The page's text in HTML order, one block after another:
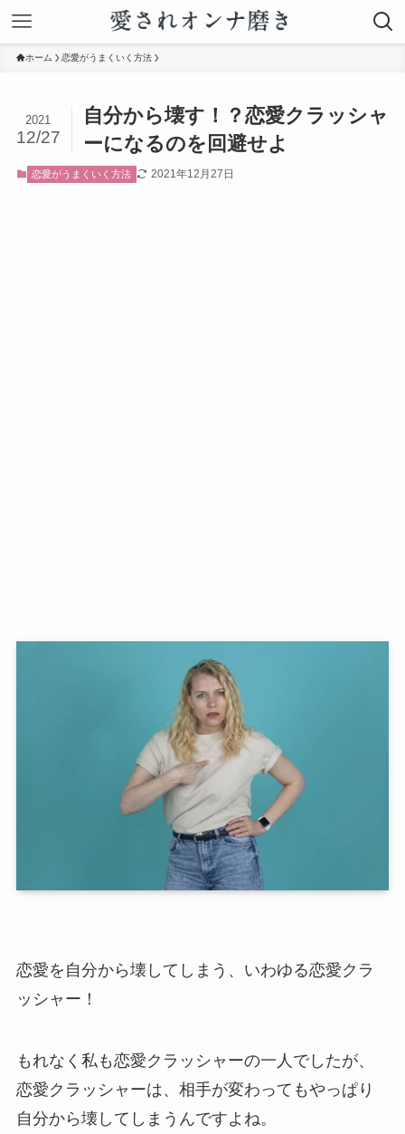
ホーム 恋愛がうまくいく方法
自分から壊す！？恋愛クラッシャ
ーになるのを回避せよ
2021
12/27
恋愛がうまくいく方法 2021年12月27日
恋愛を自分から壊してしまう、いわゆる恋愛クラ
ッシャー！
もれなく私も恋愛クラッシャーの一人でしたが、
恋愛クラッシャーは、相手が変わってもやっぱり
自分から壊してしまうんですよね。